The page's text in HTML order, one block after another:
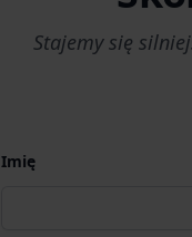
Stajemy się
Imię